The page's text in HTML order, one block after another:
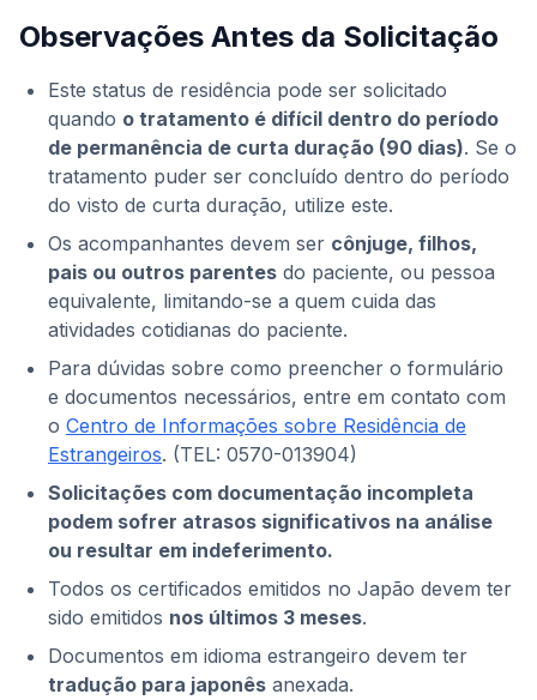
Observações Antes da Solicitação
Este status de residência pode ser solicitado
quando o tratamento é difícil dentro do período
de permanência de curta duração (90 dias). Se o
tratamento puder ser concluído dentro do período
do visto de curta duração, utilize este.
Os acompanhantes devem ser cônjuge, filhos,
pais ou outros parentes do paciente, ou pessoa
equivalente, limitando-se a quem cuida das
atividades cotidianas do paciente.
Para dúvidas sobre como preencher o formulário
e documentos necessários, entre em contato com
o Centro de Informações sobre Residência de
Estrangeiros. (TEL: 0570-013904)
Solicitações com documentação incompleta
podem sofrer atrasos significativos na análise
ou resultar em indeferimento.
Todos os certificados emitidos no Japão devem ter
sido emitidos nos últimos 3 meses.
Documentos em idioma estrangeiro devem ter
tradução para japonês anexada.